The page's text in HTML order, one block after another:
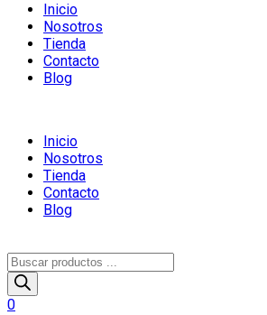
Inicio
Nosotros
Tienda
Contacto
Blog
Inicio
Nosotros
Tienda
Contacto
Blog
Búsqueda
de
productos
0